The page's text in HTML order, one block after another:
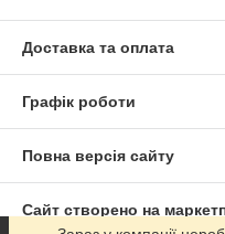
Доставка та оплата
Графік роботи
Повна версія сайту
Сайт створено на